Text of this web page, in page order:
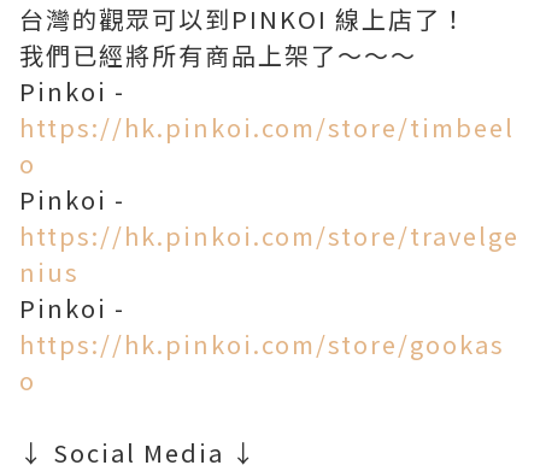
台灣的觀眾可以到PINKOI 線上店了！
我們已經將所有商品上架了～～～
Pinkoi -
https://hk.pinkoi.com/store/timbeel
o
Pinkoi -
https://hk.pinkoi.com/store/travelge
nius
Pinkoi -
https://hk.pinkoi.com/store/gookas
o
↓ Social Media ↓